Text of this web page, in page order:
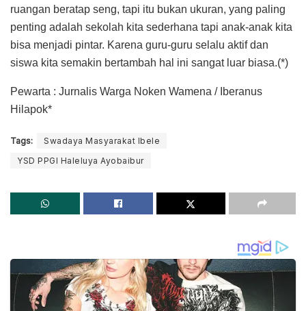
ruangan beratap seng, tapi itu bukan ukuran, yang paling
penting adalah sekolah kita sederhana tapi anak-anak kita
bisa menjadi pintar. Karena guru-guru selalu aktif dan
siswa kita semakin bertambah hal ini sangat luar biasa.(*)
Pewarta : Jurnalis Warga Noken Wamena / Iberanus
Hilapok*
Tags:
Swadaya Masyarakat Ibele
YSD PPGI Haleluya Ayobaibur